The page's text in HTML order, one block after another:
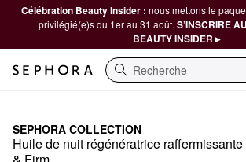
Célébration Beauty Insider : nous mettons le
privilégié(e)s du 1er au 31 août. S’INSCRIRE
BEAUTY INSIDER ▸
Recherche
SEPHORA COLLECTION
Huile de nuit régénératrice